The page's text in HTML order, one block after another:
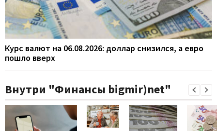
Курс валют на 06.08.2026: доллар снизился, а евро
пошло вверх
Внутри "Финансы bigmir)net"